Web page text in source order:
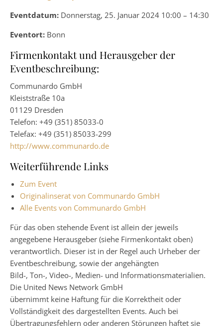
Eventdatum: Donnerstag, 25. Januar 2024 10:00 – 14:30
Eventort: Bonn
Firmenkontakt und Herausgeber der
Eventbeschreibung:
Communardo GmbH
Kleiststraße 10a
01129 Dresden
Telefon: +49 (351) 85033-0
Telefax: +49 (351) 85033-299
http://www.communardo.de
Weiterführende Links
Zum Event
Originalinserat von Communardo GmbH
Alle Events von Communardo GmbH
Für das oben stehende Event ist allein der jeweils
angegebene Herausgeber (siehe Firmenkontakt oben)
verantwortlich. Dieser ist in der Regel auch Urheber der
Eventbeschreibung, sowie der angehängten
Bild-, Ton-, Video-, Medien- und Informationsmaterialien.
Die United News Network GmbH
übernimmt keine Haftung für die Korrektheit oder
Vollständigkeit des dargestellten Events. Auch bei
Übertragungsfehlern oder anderen Störungen haftet sie